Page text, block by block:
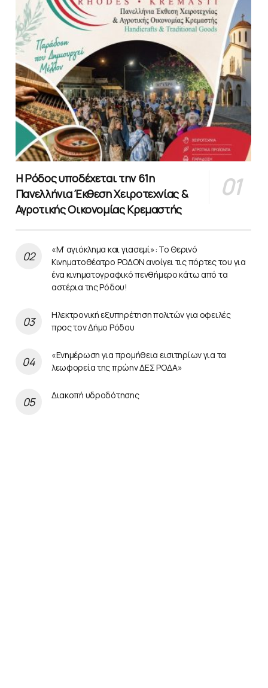
Η Ρόδος υποδέχεται την 61η
Πανελλήνια Έκθεση Χειροτεχνίας &
Αγροτικής Οικονομίας Κρεμαστής
«Μ’ αγιόκλημα και γιασεμί»: Το Θερινό
Κινηματοθέατρο ΡΟΔΟΝ ανοίγει τις πόρτες του για
ένα κινηματογραφικό πενθήμερο κάτω από τα
αστέρια της Ρόδου!
Ηλεκτρονική εξυπηρέτηση πολιτών για οφειλές
προς τον Δήμο Ρόδου
«Ενημέρωση για προμήθεια εισιτηρίων για τα
λεωφορεία της πρώην ΔΕΣ ΡΟΔΑ»
Διακοπή υδροδότησης